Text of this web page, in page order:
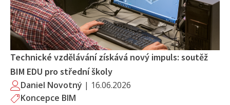
Technické vzdělávání získává nový impuls: soutěž
BIM EDU pro střední školy
Daniel Novotný | 16.06.2026
Koncepce BIM